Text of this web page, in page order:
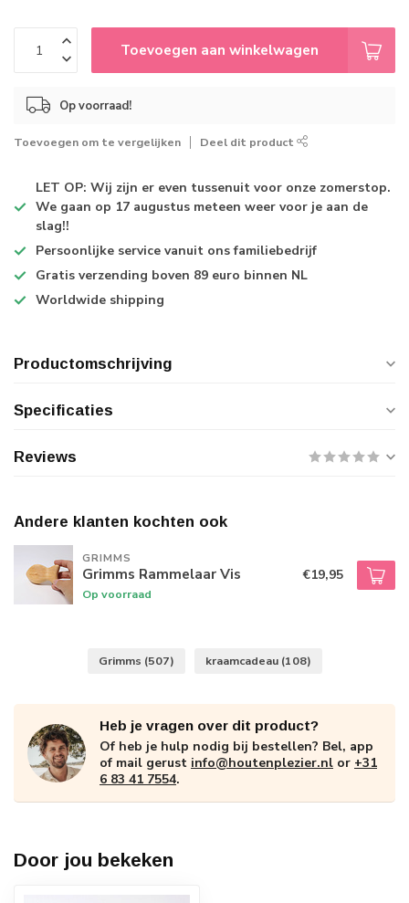
Toevoegen aan winkelwagen
Op voorraad!
Toevoegen om te vergelijken Deel dit product
LET OP: Wij zijn er even tussenuit voor onze zomerstop.
We gaan op 17 augustus meteen weer voor je aan de
slag!!
Persoonlijke service vanuit ons familiebedrijf
Gratis verzending boven 89 euro binnen NL
Worldwide shipping
Productomschrijving
Specificaties
Reviews
Andere klanten kochten ook
GRIMMS
Grimms Rammelaar Vis
Op voorraad
€19,95
Grimms (507) kraamcadeau (108)
Heb je vragen over dit product?
Of heb je hulp nodig bij bestellen? Bel, app
of mail gerust info@houtenplezier.nl or +31
6 83 41 7554.
Door jou bekeken